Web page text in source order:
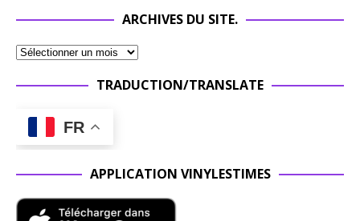
ARCHIVES DU SITE.
TRADUCTION/TRANSLATE
FR
APPLICATION VINYLESTIMES